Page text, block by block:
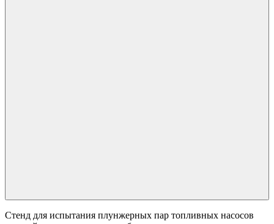
Стенд для испытания плунжерных пар топливных насосов